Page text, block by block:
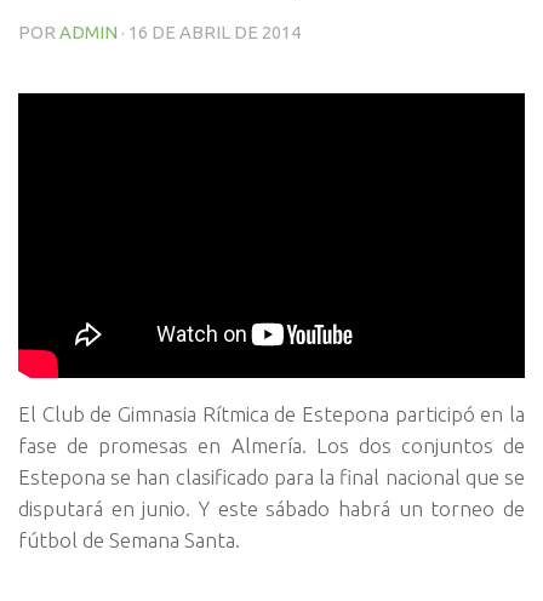
POR ADMIN · 16 DE ABRIL DE 2014
El Club de Gimnasia Rítmica de Estepona participó en la
fase de promesas en Almería. Los dos conjuntos de
Estepona se han clasificado para la final nacional que se
disputará en junio. Y este sábado habrá un torneo de
fútbol de Semana Santa.